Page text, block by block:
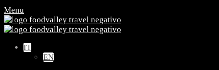
Menu
IT
EN